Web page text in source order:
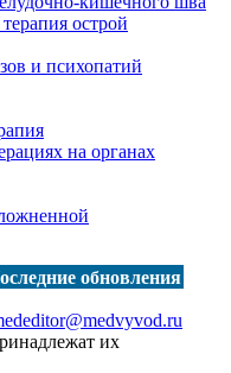
острой
и психопатий
на органах
обновления
их